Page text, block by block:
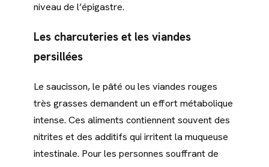
niveau de l’épigastre.
Les charcuteries et les viandes
persillées
Le saucisson, le pâté ou les viandes rouges
très grasses demandent un effort métabolique
intense. Ces aliments contiennent souvent des
nitrites et des additifs qui irritent la muqueuse
intestinale. Pour les personnes souffrant de